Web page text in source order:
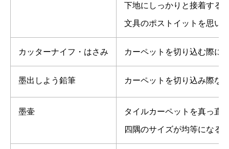
下地にしっかりと接着する
文具のポストイットを思い
カッターナイフ・はさみ カーペットを切り込む際に
墨出しよう鉛筆 カーペットを切り込み際な
墨壷 タイルカーペットを真っ直
四隅のサイズが均等になる